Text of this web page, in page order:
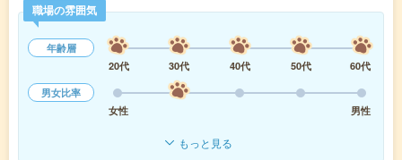
職場の雰囲気
年齢層
20代
30代 40代 50代
60代
男女比率
女性
男性
もっと見る